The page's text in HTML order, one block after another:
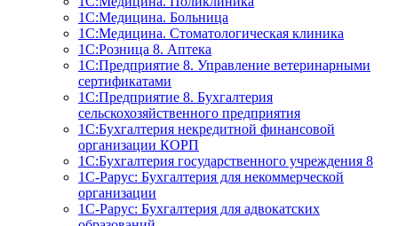
1С:Медицина. Больница
1С:Медицина. Стоматологическая клиника
1С:Розница 8. Аптека
1C:Предприятие 8. Управление ветеринарными
сертификатами
1С:Предприятие 8. Бухгалтерия
сельскохозяйственного предприятия
1C:Бухгалтерия некредитной финансовой
организации КОРП
1С:Бухгалтерия государственного учреждения 8
1С-Рарус: Бухгалтерия для некоммерческой
организации
1С-Рарус: Бухгалтерия для адвокатских